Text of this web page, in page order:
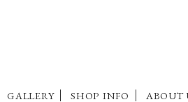
GALLERY SHOP INFO ABOUT